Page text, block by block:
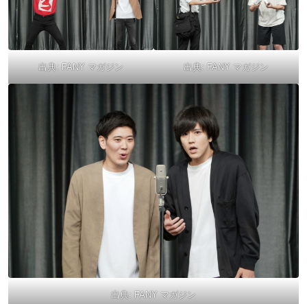
出典: FANY マガジン 出典: FANY マガジン
出典: FANY マガジン